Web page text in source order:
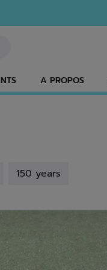
A PROPOS
Recherche
150 years